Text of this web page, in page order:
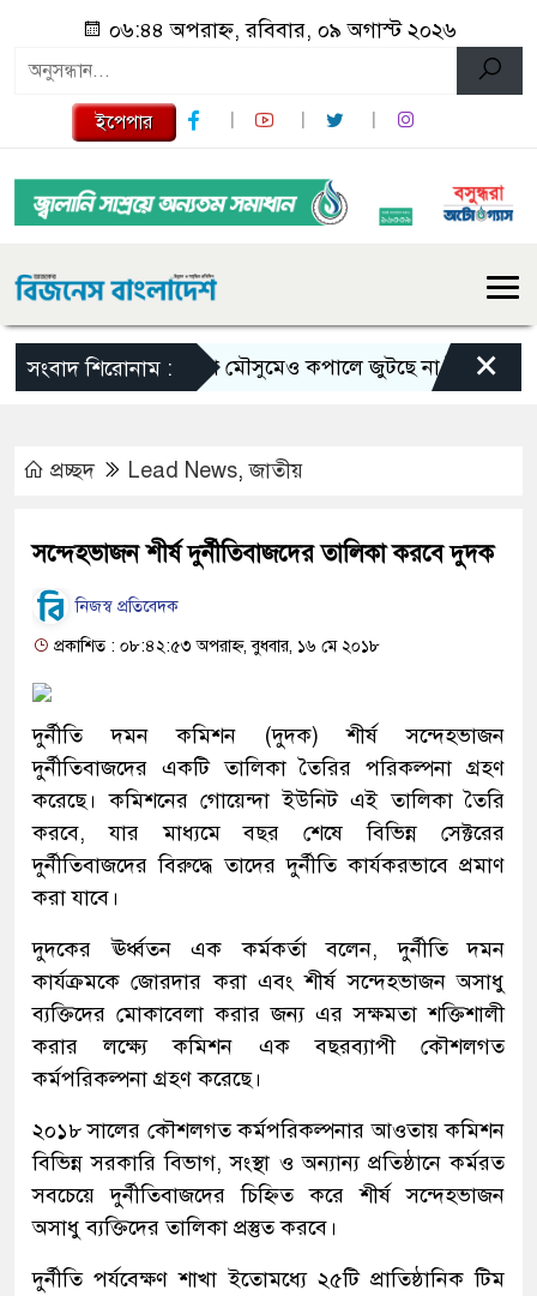
০৬:৪৪ অপরাহ্ন, রবিবার, ০৯ অগাস্ট ২০২৬
ইপেপার
সংবাদ শিরোনাম :ভরা মৌসুমেও কপালে জুটছে না ইলিশ, দাম বেশ
×
প্রচ্ছদ Lead News,জাতীয়
সন্দেহভাজন শীর্ষ দুর্নীতিবাজদের তালিকা করবে দুদক
নিজস্ব প্রতিবেদক
প্রকাশিত : ০৮:৪২:৫৩ অপরাহ্ন, বুধবার, ১৬ মে ২০১৮
দুর্নীতি দমন কমিশন (দুদক) শীর্ষ সন্দেহভাজন
দুর্নীতিবাজদের একটি তালিকা তৈরির পরিকল্পনা গ্রহণ
করেছে। কমিশনের গোয়েন্দা ইউনিট এই তালিকা তৈরি
করবে, যার মাধ্যমে বছর শেষে বিভিন্ন সেক্টরের
দুর্নীতিবাজদের বিরুদ্ধে তাদের দুর্নীতি কার্যকরভাবে প্রমাণ
করা যাবে।
দুদকের ঊর্ধ্বতন এক কর্মকর্তা বলেন, দুর্নীতি দমন
কার্যক্রমকে জোরদার করা এবং শীর্ষ সন্দেহভাজন অসাধু
ব্যক্তিদের মোকাবেলা করার জন্য এর সক্ষমতা শক্তিশালী
করার লক্ষ্যে কমিশন এক বছরব্যাপী কৌশলগত
কর্মপরিকল্পনা গ্রহণ করেছে।
২০১৮ সালের কৌশলগত কর্মপরিকল্পনার আওতায় কমিশন
বিভিন্ন সরকারি বিভাগ, সংস্থা ও অন্যান্য প্রতিষ্ঠানে কর্মরত
সবচেয়ে দুর্নীতিবাজদের চিহ্নিত করে শীর্ষ সন্দেহভাজন
অসাধু ব্যক্তিদের তালিকা প্রস্তুত করবে।
দুর্নীতি পর্যবেক্ষণ শাখা ইতোমধ্যে ২৫টি প্রাতিষ্ঠানিক টিম